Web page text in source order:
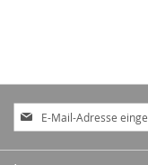
Anmeldung
zum
Newsletter: